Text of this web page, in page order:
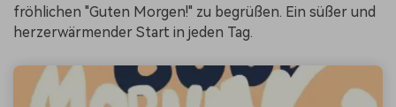
fröhlichen "Guten Morgen!" zu begrüßen. Ein süßer und
herzerwärmender Start in jeden Tag.